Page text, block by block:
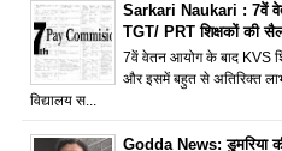
Sarkari Naukari : 7वें
TGT/ PRT शिक्षकों की
7वें वेतन आयोग के बाद KVS
और इसमें बहुत से अतिरिक्त
विद्यालय स...
Godda News: डुमरिया